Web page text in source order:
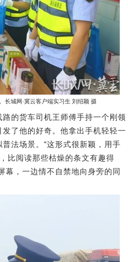
长城网·冀云客户端实习生 刘绍颖 摄
的货车司机王师傅手持一个刚领
了他的好奇。他拿出手机轻轻一
法场景。“这形式很新颖，用手
比阅读那些枯燥的条文有趣得
幕，一边情不自禁地向身旁的同